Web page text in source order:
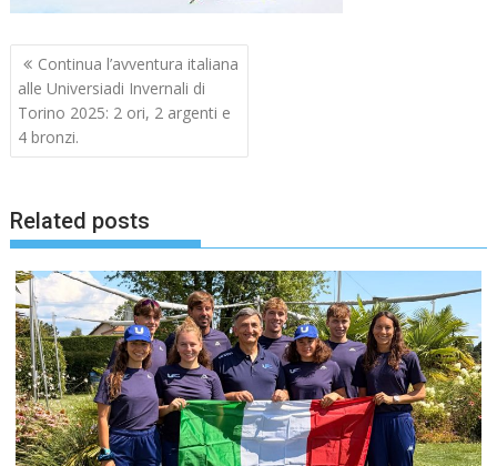
Navigazione
articoli
Continua l’avventura italiana
alle Universiadi Invernali di
Torino 2025: 2 ori, 2 argenti e
4 bronzi.
Related posts